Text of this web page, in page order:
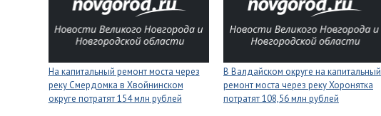
На капитальный ремонт моста через
реку Смердомка в Хвойнинском
округе потратят 154 млн рублей
В Валдайском округе на капитальный
ремонт моста через реку Хоронятка
потратят 108,56 млн рублей